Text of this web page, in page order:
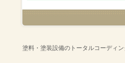
塗料・塗装設備のトータルコーディ